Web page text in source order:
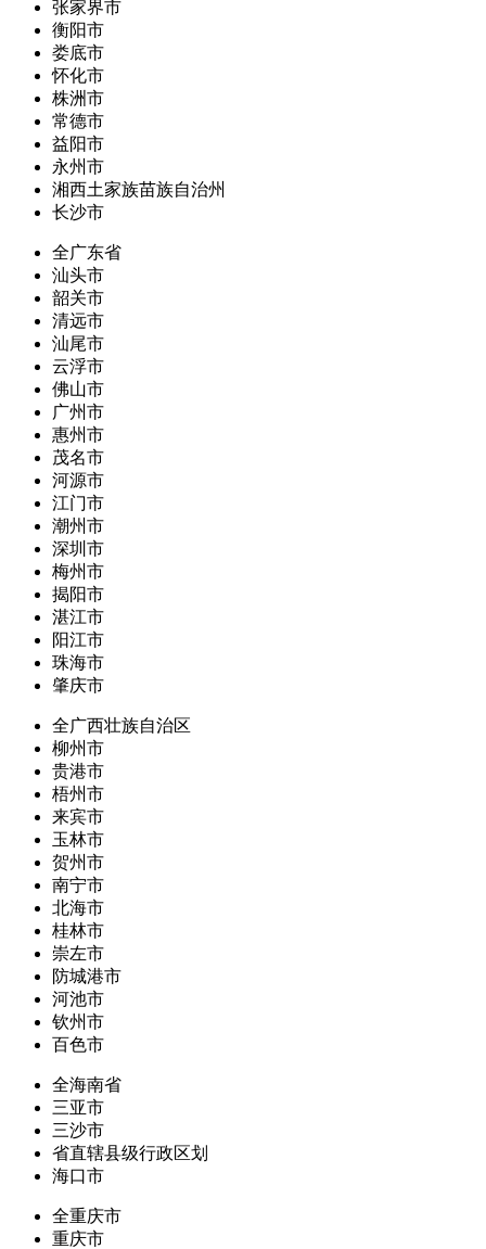
张家界市
衡阳市
娄底市
怀化市
株洲市
常德市
益阳市
永州市
湘西土家族苗族自治州
长沙市
全广东省
汕头市
韶关市
清远市
汕尾市
云浮市
佛山市
广州市
惠州市
茂名市
河源市
江门市
潮州市
深圳市
梅州市
揭阳市
湛江市
阳江市
珠海市
肇庆市
全广西壮族自治区
柳州市
贵港市
梧州市
来宾市
玉林市
贺州市
南宁市
北海市
桂林市
崇左市
防城港市
河池市
钦州市
百色市
全海南省
三亚市
三沙市
省直辖县级行政区划
海口市
全重庆市
重庆市